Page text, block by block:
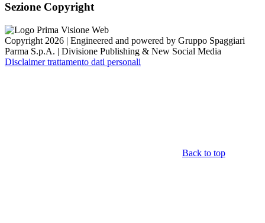
Sezione Copyright
Copyright 2026 | Engineered and powered by Gruppo Spaggiari
Parma S.p.A. | Divisione Publishing & New Social Media
Disclaimer trattamento dati personali
Back to top